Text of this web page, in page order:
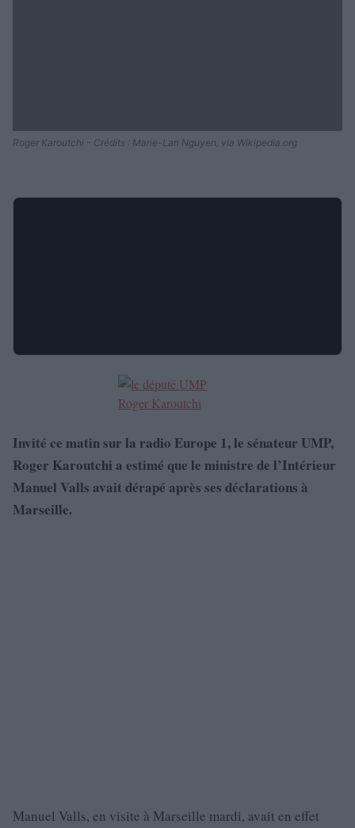
Roger Karoutchi - Crédits : Marie-Lan Nguyen, via Wikipedia.org
Invité ce matin sur la radio Europe 1, le sénateur UMP,
Roger Karoutchi a estimé que le ministre de l’Intérieur
Manuel Valls avait dérapé après ses déclarations à
Marseille.
Manuel Valls, en visite à Marseille mardi, avait en effet